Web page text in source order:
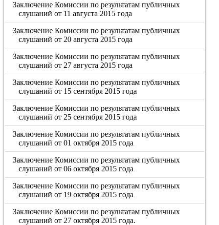
Заключение Комиссии по результатам публичных
слушаний от 11 августа 2015 года
Заключение Комиссии по результатам публичных
слушаний от 20 августа 2015 года
Заключение Комиссии по результатам публичных
слушаний от 27 августа 2015 года
Заключение Комиссии по результатам публичных
слушаний от 15 сентября 2015 года
Заключение Комиссии по результатам публичных
слушаний от 25 сентября 2015 года
Заключение Комиссии по результатам публичных
слушаний от 01 октября 2015 года
Заключение Комиссии по результатам публичных
слушаний от 06 октября 2015 года
Заключение Комиссии по результатам публичных
слушаний от 19 октября 2015 года
Заключение Комиссии по результатам публичных
слушаний от 27 октября 2015 года.